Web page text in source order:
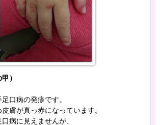
）
口病の発疹です。
膚が真っ赤になっています。
病に見えませんが、